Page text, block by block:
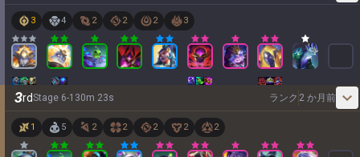
3 4 2 2 2 3
3rdStage 6-1 30m 23s ランク 2 か月前
1 5 2 2 2 2 2